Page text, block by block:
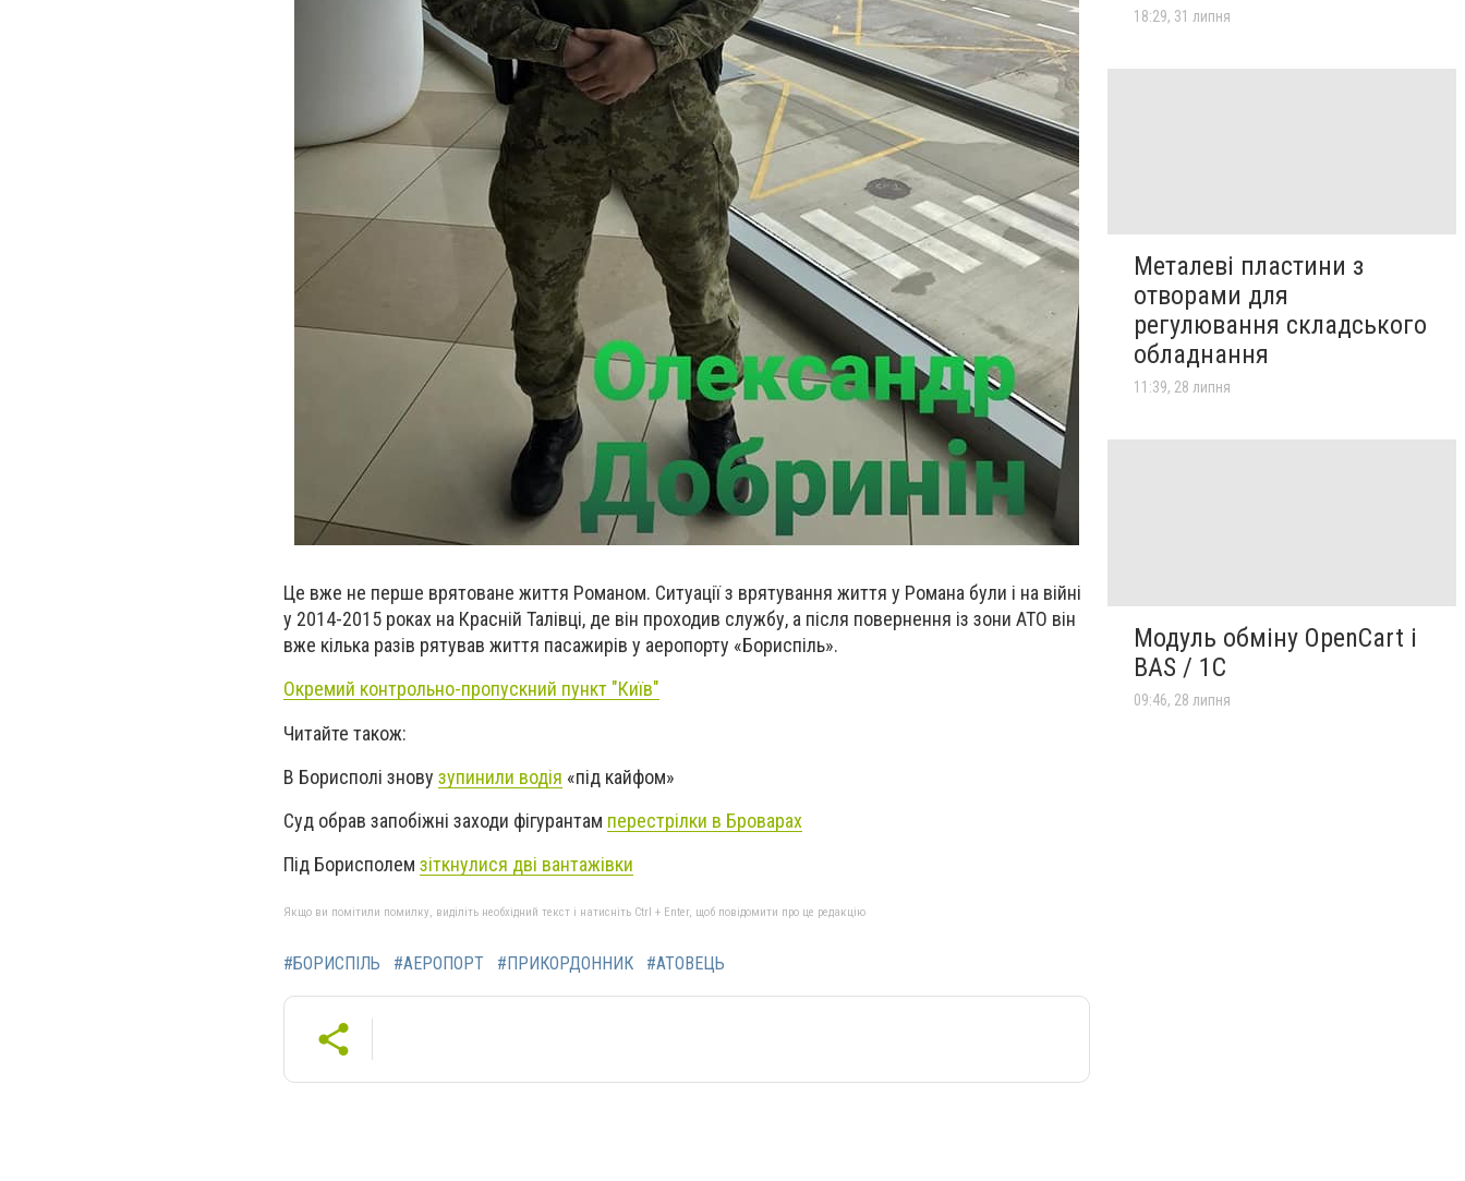
Це вже не перше врятоване життя Романом. Ситуації з врятування життя у Романа були і на війні
у 2014-2015 роках на Красній Талівці, де він проходив службу, а після повернення із зони АТО він
вже кілька разів рятував життя пасажирів у аеропорту «Бориспіль».
Окремий контрольно-пропускний пункт "Київ"
Читайте також:
В Борисполі знову зупинили водія «під кайфом»
Суд обрав запобіжні заходи фігурантам перестрілки в Броварах
Під Борисполем зіткнулися дві вантажівки
Якщо ви помітили помилку, виділіть необхідний текст і натисніть Ctrl + Enter, щоб повідомити про це редакцію
#БОРИСПІЛЬ #АЕРОПОРТ #ПРИКОРДОННИК #АТОВЕЦЬ
18:29, 31 липня
Металеві пластини з
отворами для
регулювання складського
обладнання
11:39, 28 липня
Модуль обміну OpenCart і
BAS / 1С
09:46, 28 липня